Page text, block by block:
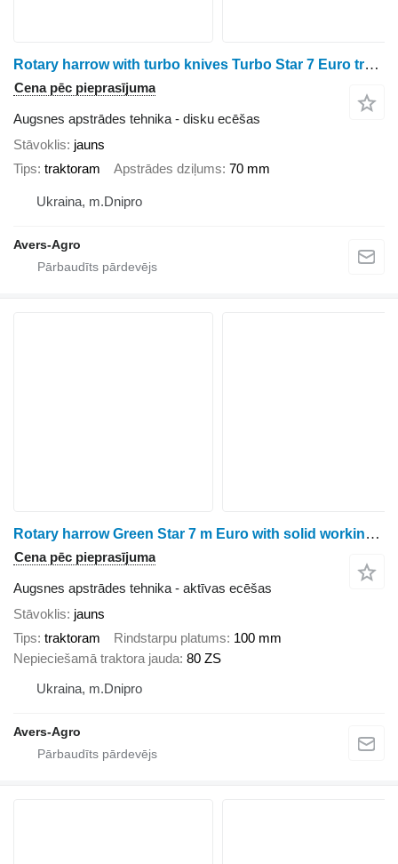
Rotary harrow with turbo knives Turbo Star 7 Euro trailed
Cena pēc pieprasījuma
Augsnes apstrādes tehnika - disku ecēšas
Stāvoklis jauns
Tips traktoram Apstrādes dziļums 70 mm
Ukraina, m.Dnipro
Avers-Agro
Rotary harrow Green Star 7 m Euro with solid working bodies trailed
Cena pēc pieprasījuma
Augsnes apstrādes tehnika - aktīvas ecēšas
Stāvoklis jauns
Tips traktoram Rindstarpu platums 100 mm
Nepieciešamā traktora jauda 80 ZS
Ukraina, m.Dnipro
Avers-Agro